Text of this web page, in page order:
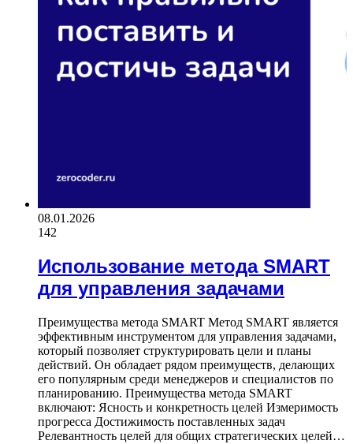
08.01.2026
142
Использование метода SMART
для управления задачами
Преимущества метода SMART Метод SMART является
эффективным инструментом для управления задачами,
который позволяет структурировать цели и планы
действий. Он обладает рядом преимуществ, делающих
его популярным среди менеджеров и специалистов по
планированию. Преимущества метода SMART
включают: Ясность и конкретность целей Измеримость
прогресса Достижимость поставленных задач
Релевантность целей для общих стратегических целей…